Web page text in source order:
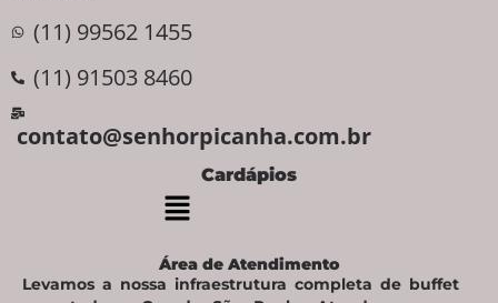
(11) 99562 1455
(11) 91503 8460
contato@senhorpicanha.com.br
Cardápios
Área de Atendimento
Levamos a nossa infraestrutura completa de buffet